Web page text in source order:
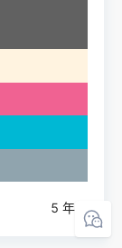
5 年前